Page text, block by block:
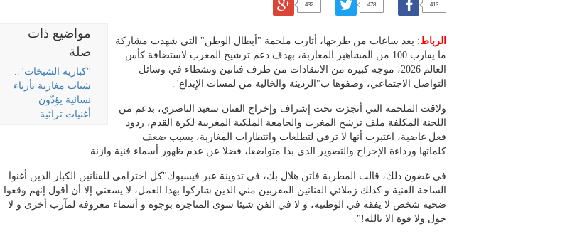
413
478
432
مواضيع ذات
صلة
"كباريه الشيخات"..
شباب مغاربة بأزياء
نسائية يؤدّون
أغنيات تراثية
الرباط: بعد ساعات من طرحها، أثارت ملحمة "أبطال الوطن" التي شهدت مشاركة
ما يقارب 100 من المشاهير المغاربة، بهدف دعم ترشيح المغرب لاستضافة كأس
العالم 2026، موجة كبيرة من الانتقادات من طرف فنانين ونشطاء في وسائل
التواصل الاجتماعي، وصفوها ب"الرديئة والخالية من لمسات الإبداع".
ولاقت الملحمة التي أنجزت تحت إشراف وإخراج الفنان سعيد الناصري، بدعم من
اللجنة المكلفة ملف ترشح المغرب والجامعة الملكية المغربية لكرة القدم، ردود
فعل غاضبة، اعتبرت أنها لا ترقى لتطلعات وانتظارات المغاربة، بسبب ضعف
كلماتها ورداءة الإخراج والتصوير الذي بدا متواضعا، فضلا عن عدم ظهور أسماء فنية وازنة.
في غضون ذلك، قالت المطربة فاتن هلال بك، في تدوينة عبر فيسبوك"كل احترامي للفنانين الكبار الذين أغنوا
الساحة الفنية و كذلك زملائي الفنانين المقربين مني الذين شاركوا بهذا العمل، لا يسعني إلا أن أقول إنهم وقعوا
ضحية شخص لا يفقه في الوطنية، و لا في الفن شيئا سوى المتاجرة بوجوه و أسماء معروفة لمآرب أخرى و لا
حول ولا قوة الا بالله!".